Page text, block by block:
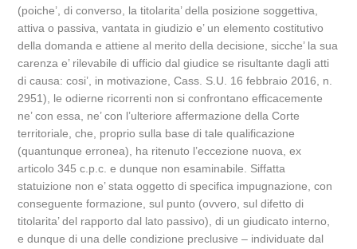
(poiche’, di converso, la titolarita’ della posizione soggettiva,
attiva o passiva, vantata in giudizio e’ un elemento costitutivo
della domanda e attiene al merito della decisione, sicche’ la sua
carenza e’ rilevabile di ufficio dal giudice se risultante dagli atti
di causa: cosi’, in motivazione, Cass. S.U. 16 febbraio 2016, n.
2951), le odierne ricorrenti non si confrontano efficacemente
ne’ con essa, ne’ con l’ulteriore affermazione della Corte
territoriale, che, proprio sulla base di tale qualificazione
(quantunque erronea), ha ritenuto l’eccezione nuova, ex
articolo 345 c.p.c. e dunque non esaminabile. Siffatta
statuizione non e’ stata oggetto di specifica impugnazione, con
conseguente formazione, sul punto (ovvero, sul difetto di
titolarita’ del rapporto dal lato passivo), di un giudicato interno,
e dunque di una delle condizione preclusive – individuate dal